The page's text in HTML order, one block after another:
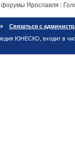
Ярославля
Связаться с
ЮНЕСКО, входит в